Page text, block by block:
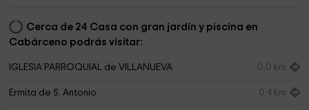
Cerca de 24 Casa con gran jardín y piscina en
Cabárceno podrás visitar:
IGLESIA PARROQUIAL de VILLANUEVA 0,0 km
Ermita de S. Antonio 0,4 km